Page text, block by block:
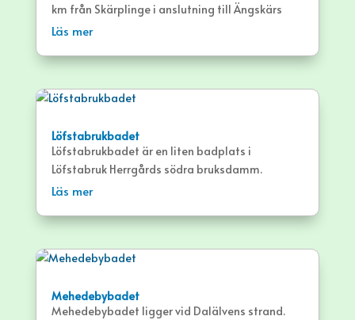
km från Skärplinge i anslutning till Ängskärs
Camping. Havsbadet bjuder på både långgrund
bada med din hund på stranden strax söder om
Läs mer
Löfstabrukbadet
Löfstabrukbadet är en liten badplats i
Löfstabruk Herrgårds södra bruksdamm.
Läs mer
Mehedebybadet
Mehedebybadet ligger vid Dalälvens strand.